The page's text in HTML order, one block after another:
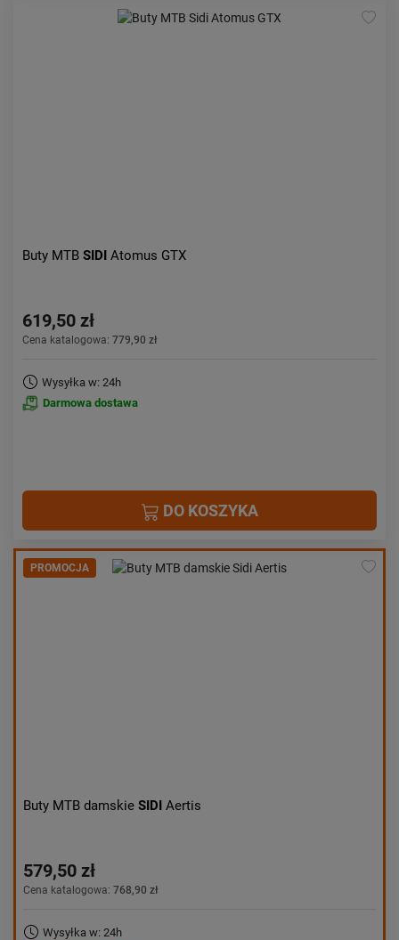
Buty MTB SIDI Atomus GTX
619,50 zł
Cena katalogowa: 779,90 zł
Wysyłka w: 24h
Darmowa dostawa
DO KOSZYKA
PROMOCJA
Buty MTB damskie SIDI Aertis
579,50 zł
Cena katalogowa: 768,90 zł
Wysyłka w: 24h